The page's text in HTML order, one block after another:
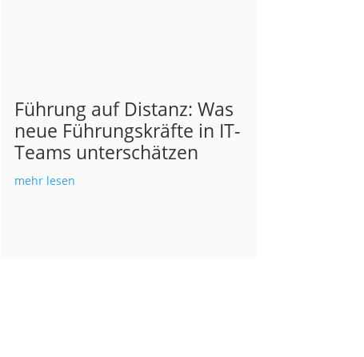
Führung auf Distanz: Was
neue Führungskräfte in IT-
Teams unterschätzen
mehr lesen